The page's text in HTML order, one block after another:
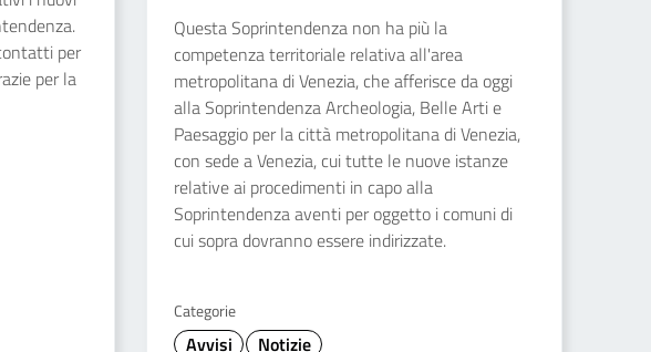
per
per la
Questa Soprintendenza non ha più la
competenza territoriale relativa all'area
metropolitana di Venezia, che afferisce da oggi
alla Soprintendenza Archeologia, Belle Arti e
Paesaggio per la città metropolitana di Venezia,
con sede a Venezia, cui tutte le nuove istanze
relative ai procedimenti in capo alla
Soprintendenza aventi per oggetto i comuni di
cui sopra dovranno essere indirizzate.
Categorie
Avvisi Notizie